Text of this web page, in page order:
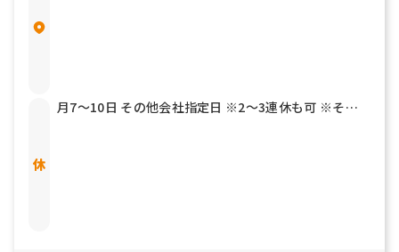
月7～10日 その他会社指定日 ※2～3連休も可 ※その